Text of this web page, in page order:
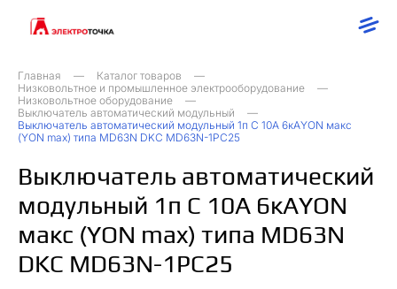
Главная
Каталог товаров
Низковольтное и промышленное электрооборудование
Низковольтное оборудование
Выключатель автоматический модульный
Выключатель автоматический модульный 1п C 10А 6кАYON макс
(YON max) типа MD63N DKC MD63N-1PC25
Выключатель автоматический
модульный 1п C 10А 6кАYON
макс (YON max) типа MD63N
DKC MD63N-1PC25